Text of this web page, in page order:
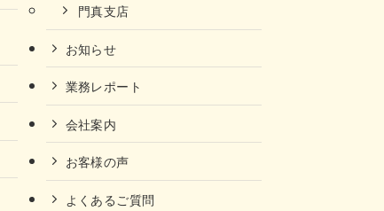
門真支店
お知らせ
業務レポート
会社案内
お客様の声
よくあるご質問